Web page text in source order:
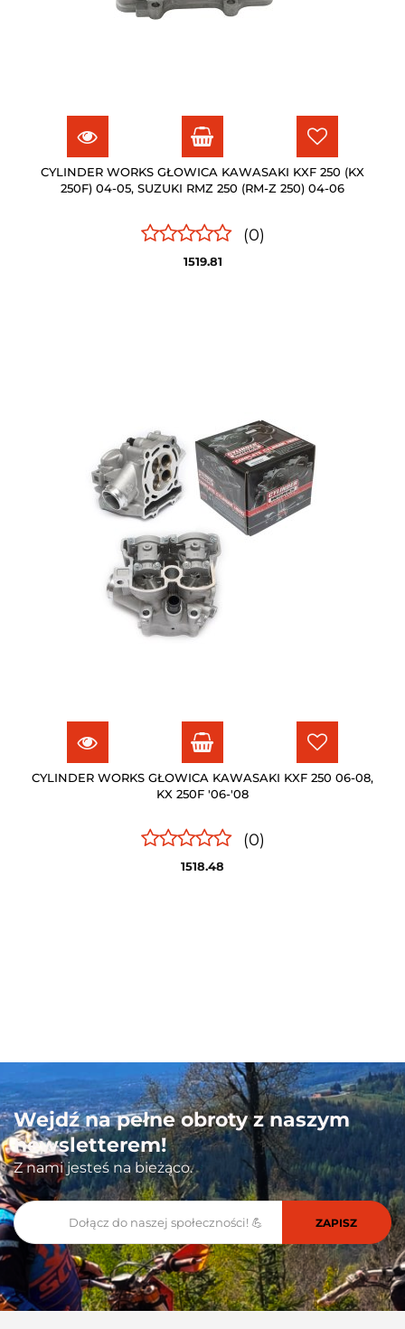
CYLINDER WORKS GŁOWICA KAWASAKI KXF 250 (KX
250F) 04-05, SUZUKI RMZ 250 (RM-Z 250) 04-06
(0)
1519.81
CYLINDER WORKS GŁOWICA KAWASAKI KXF 250 06-08,
KX 250F '06-'08
(0)
1518.48
111 RACING
6D HELMETS
Wejdź na pełne obroty z naszym
newsletterem!
Z nami jesteś na bieżąco.